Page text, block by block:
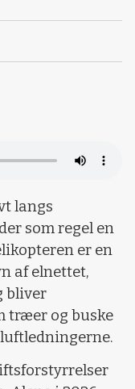
langs
som regel en
er en
af elnettet,
bliver
træer og buske